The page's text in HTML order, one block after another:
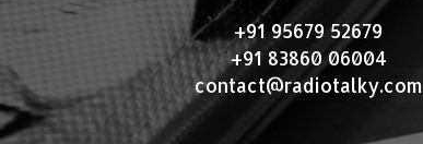
+91 95679 52679
+91 83860 06004
contact@radiotalky.com